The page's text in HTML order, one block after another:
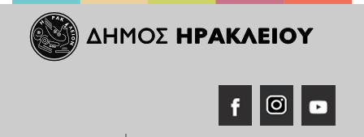
2013
2012
2011